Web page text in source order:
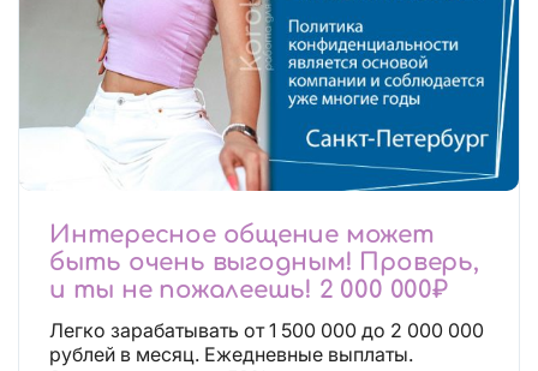
Интересное общение может
быть очень выгодным! Проверь,
и ты не пожалеешь! 2 000 000₽
Легко зарабатывать от 1 500 000 до 2 000 000
рублей в месяц. Ежедневные выплаты.